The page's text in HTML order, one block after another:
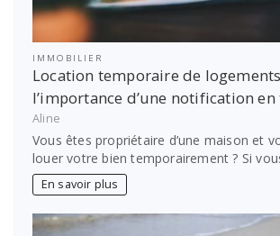
IMMOBILIER
Location temporaire de
l’importance d’une notification
Aline
Vous êtes propriétaire d’une maison et
louer votre bien temporairement ? Si
En savoir plus